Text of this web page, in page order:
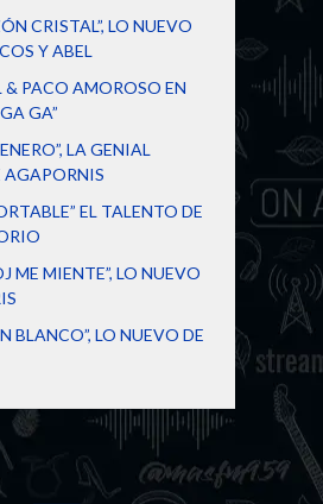
CRISTAL”, LO NUEVO
Y ABEL
& PACO AMOROSO EN
GA”
LA GENIAL
AGAPORNIS
EL TALENTO DE
ME MIENTE”, LO NUEVO
BLANCO”, LO NUEVO DE